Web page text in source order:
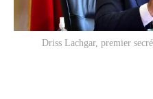
Driss Lachgar, premier